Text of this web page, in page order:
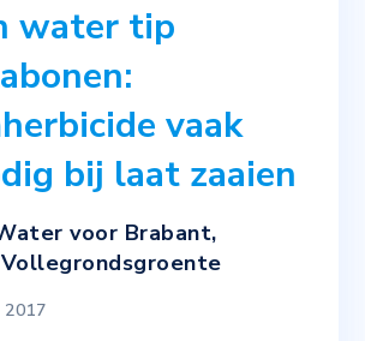
water tip
vaak
bij laat zaaien
voor Brabant,
Vollegrondsgroente
2017